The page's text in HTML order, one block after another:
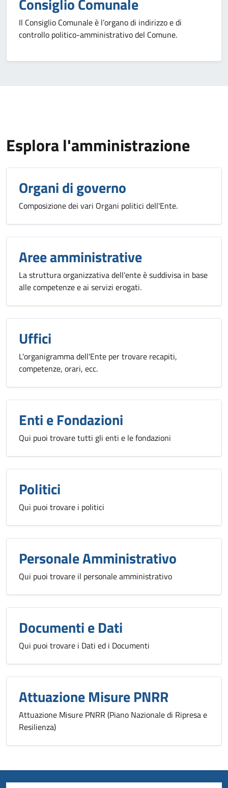
Il Consiglio Comunale è l’organo di indirizzo e di
controllo politico-amministrativo del Comune.
Esplora l'amministrazione
Organi di governo
Composizione dei vari Organi politici dell'Ente.
Aree amministrative
La struttura organizzativa dell'ente è suddivisa in base
alle competenze e ai servizi erogati.
Uffici
L'organigramma dell'Ente per trovare recapiti,
competenze, orari, ecc.
Enti e Fondazioni
Qui puoi trovare tutti gli enti e le fondazioni
Politici
Qui puoi trovare i politici
Personale Amministrativo
Qui puoi trovare il personale amministrativo
Documenti e Dati
Qui puoi trovare i Dati ed i Documenti
Attuazione Misure PNRR
Attuazione Misure PNRR (Piano Nazionale di Ripresa e
Resilienza)